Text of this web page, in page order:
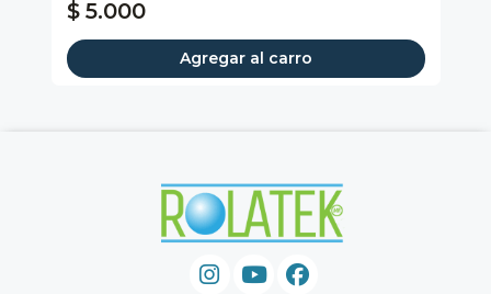
$ 5.000
Agregar al carro